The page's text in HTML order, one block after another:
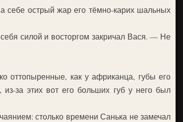
себе острый жар его тёмно-карих шальных
силой и восторгом закричал Вася. — Не
оттопыренные, как у африканца, губы его
за этих вот его больших губ у него был
столько времени Санька не замечал